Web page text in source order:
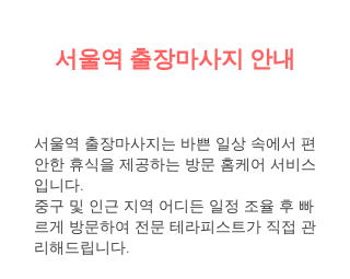
서울역 출장마사지 안내
서울역 출장마사지는 바쁜 일상 속에서 편
안한 휴식을 제공하는 방문 홈케어 서비스
입니다.
중구 및 인근 지역 어디든 일정 조율 후 빠
르게 방문하여 전문 테라피스트가 직접 관
리해드립니다.